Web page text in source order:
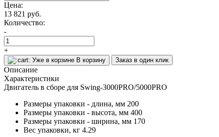
Цена:
13 821 руб.
Количество:
-
+
Уже в корзине В корзину Заказ в один клик
Описание
Характеристики
Двигатель в сборе для Swing-3000PRO/5000PRO
Размеры упаковки - длина, мм 200
Размеры упаковки - высота, мм 400
Размеры упаковки - ширина, мм 170
Вес упаковки, кг 4.29